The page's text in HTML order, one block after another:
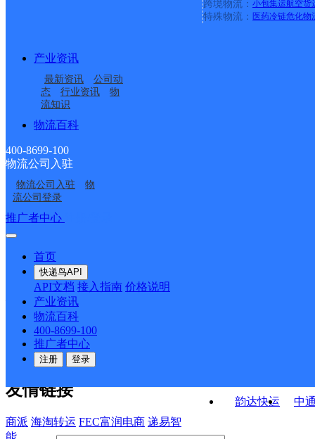
跨境物流： 小包集运航空货
特殊物流： 医药冷链危化物
产业资讯
最新资讯
公司动
态
行业资讯
物
流知识
物流百科
400-8699-100
物流公司入驻
物流公司入驻
物
流公司登录
推广者中心
首页
快递鸟API
API文档 接入指南 价格说明
产业资讯
物流百科
400-8699-100
推广者中心
注册 登录
罗源县西兰乡合作点
ID11131
罗源县洪洋乡合作点
ID10965
福州罗源县营业部
罗源县飞竹镇合作点
ID10412
南街邮政支局
西兰邮政支局
韵达快运
中
接口API
API接口 DEMO下载
关于我们
公司介绍 企业动态
合作伙伴 快递鸟接口服务协议
户隐私政策
友情链接
商派 海淘转运 FEC富润电商 递易智
能